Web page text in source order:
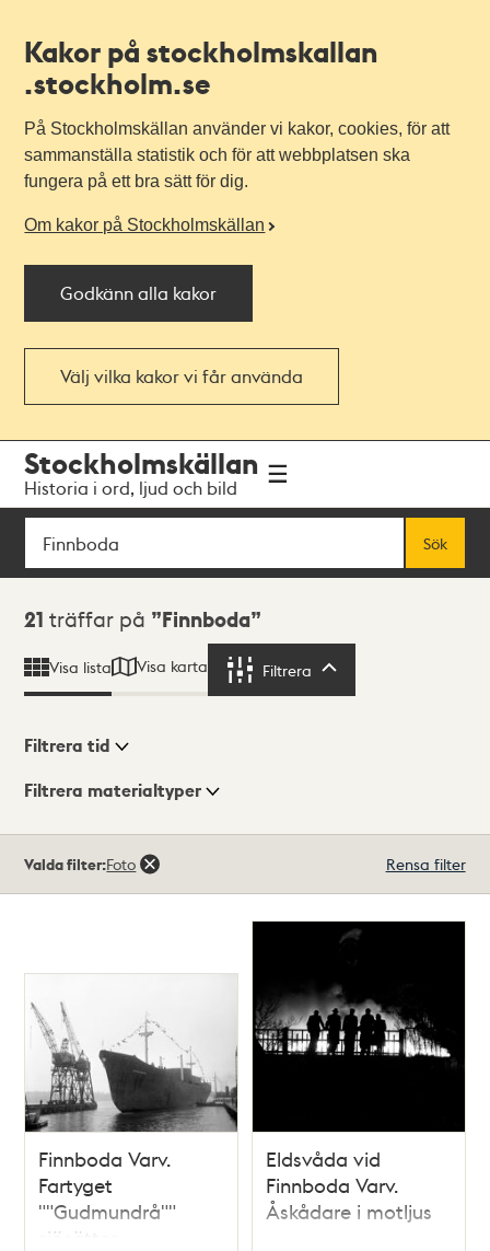
Kakor på stockholmskallan
.stockholm.se
På Stockholmskällan använder vi kakor, cookies, för att
sammanställa statistik och för att webbplatsen ska
fungera på ett bra sätt för dig.
Om kakor på Stockholmskällan
Godkänn alla kakor
Välj vilka kakor vi får använda
navigationen
huvudinnehållet
Stockholmskällan
Historia i ord, ljud och bild
Sök
Sök
Sökresultat
21 träffar på Finnboda
Visa lista Visa karta Filtrera
Visningsläge
Filtrera tid
Filtrera materialtyper
träffar
Valda filter:Foto Rensa filter
Finnboda Varv.
Fartyget
""Gudmundrå""
sjösättes
Eldsvåda vid
Finnboda Varv.
Åskådare i motljus